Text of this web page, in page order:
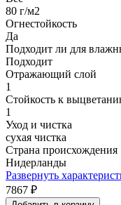
80 г/м2
Огнестойкость
Да
Подходит ли для
Подходит
Отражающий слой
1
Стойкость к
1
Уход и чистка
сухая чистка
Страна происхождения
Нидерланды
Развернуть
7867 ₽